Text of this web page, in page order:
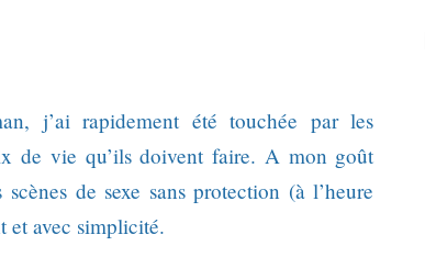
j’ai rapidement été touchée par les
de vie qu’ils doivent faire. A mon goût
de sexe sans protection (à l’heure
et avec simplicité.